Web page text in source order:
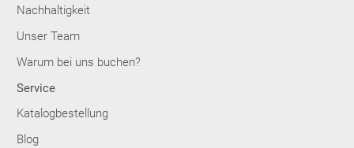
Nachhaltigkeit
Unser Team
Warum bei uns buchen?
Service
Katalogbestellung
Blog